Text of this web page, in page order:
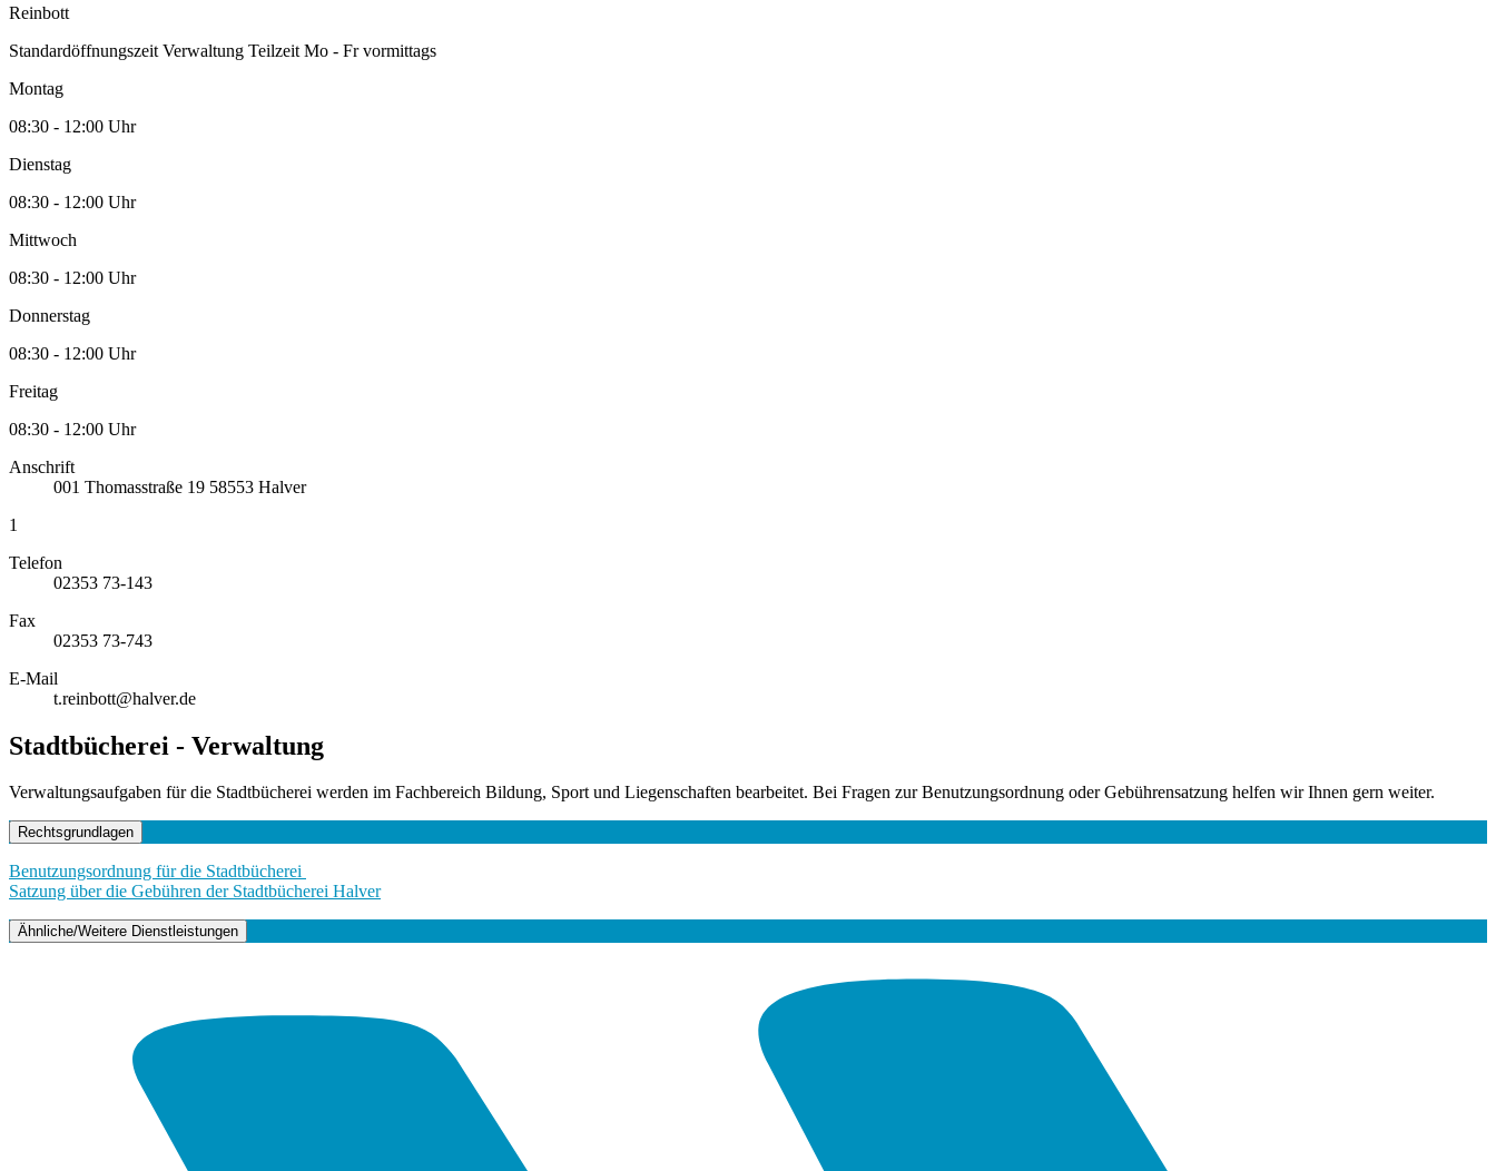
Reinbott
Standardöffnungszeit Verwaltung Teilzeit Mo - Fr vormittags
Montag
08:30 - 12:00 Uhr
Dienstag
08:30 - 12:00 Uhr
Mittwoch
08:30 - 12:00 Uhr
Donnerstag
08:30 - 12:00 Uhr
Freitag
08:30 - 12:00 Uhr
Anschrift
001 Thomasstraße 19 58553 Halver
1
Telefon
02353 73-143
Fax
02353 73-743
E-Mail
t.reinbott@halver.de
Stadtbücherei - Verwaltung
Verwaltungsaufgaben für die Stadtbücherei werden im Fachbereich Bildung, Sport und Liegenschaften bearbeitet. Bei Fragen zur Benutzungsordnung oder Gebührensatzung helfen wir Ihnen gern weiter.
Rechtsgrundlagen
Benutzungsordnung für die Stadtbücherei
Satzung über die Gebühren der Stadtbücherei Halver
Ähnliche/Weitere Dienstleistungen